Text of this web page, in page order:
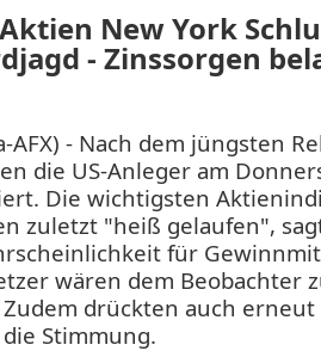
New York
- Zinssorgen
AFX) - Nach dem jüngsten
die US-Anleger am
Die wichtigsten
zuletzt "heiß gelaufen",
für
wären dem Beobachter
drückten auch
Stimmung.